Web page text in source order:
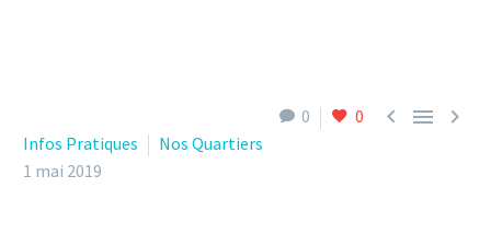
0 0   
Infos Pratiques
Nos Quartiers
1 mai 2019